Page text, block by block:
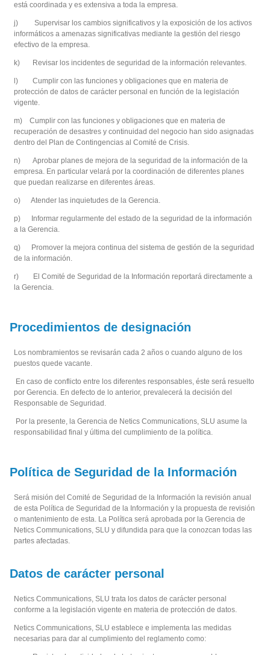
está coordinada y es extensiva a toda la empresa.
j) Supervisar los cambios significativos y la exposición de los activos
informáticos a amenazas significativas mediante la gestión del riesgo
efectivo de la empresa.
k) Revisar los incidentes de seguridad de la información relevantes.
l) Cumplir con las funciones y obligaciones que en materia de
protección de datos de carácter personal en función de la legislación
vigente.
m) Cumplir con las funciones y obligaciones que en materia de
recuperación de desastres y continuidad del negocio han sido asignadas
dentro del Plan de Contingencias al Comité de Crisis.
n) Aprobar planes de mejora de la seguridad de la información de la
empresa. En particular velará por la coordinación de diferentes planes
que puedan realizarse en diferentes áreas.
o) Atender las inquietudes de la Gerencia.
p) Informar regularmente del estado de la seguridad de la información
a la Gerencia.
q) Promover la mejora continua del sistema de gestión de la seguridad
de la información.
r) El Comité de Seguridad de la Información reportará directamente a
la Gerencia.
Procedimientos de designación
Los nombramientos se revisarán cada 2 años o cuando alguno de los
puestos quede vacante.
En caso de conflicto entre los diferentes responsables, éste será resuelto
por Gerencia. En defecto de lo anterior, prevalecerá la decisión del
Responsable de Seguridad.
Por la presente, la Gerencia de Netics Communications, SLU asume la
responsabilidad final y última del cumplimiento de la política.
Política de Seguridad de la Información
Será misión del Comité de Seguridad de la Información la revisión anual
de esta Política de Seguridad de la Información y la propuesta de revisión
o mantenimiento de esta. La Política será aprobada por la Gerencia de
Netics Communications, SLU y difundida para que la conozcan todas las
partes afectadas.
Datos de carácter personal
Netics Communications, SLU trata los datos de carácter personal
conforme a la legislación vigente en materia de protección de datos.
Netics Communications, SLU establece e implementa las medidas
necesarias para dar al cumplimiento del reglamento como: